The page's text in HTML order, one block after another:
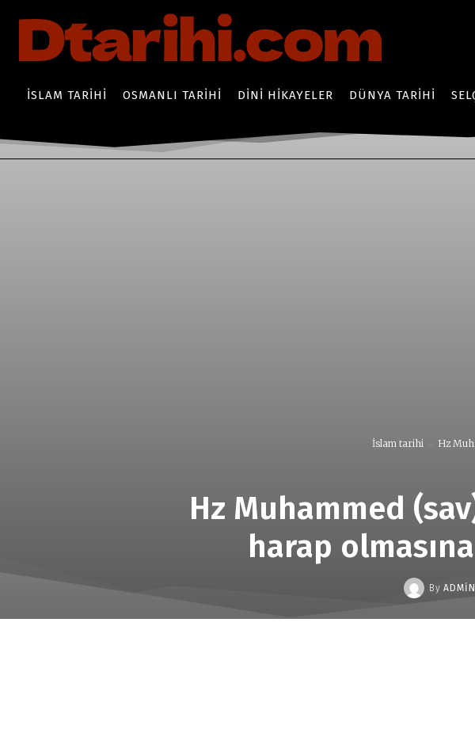
İSLAM TARIHI OSMANLI TARIHI DINI HIKAYELER DÜNYA TARIHI
İslam tarihi Hz
Hz Muhammed
harap
By ADMIN